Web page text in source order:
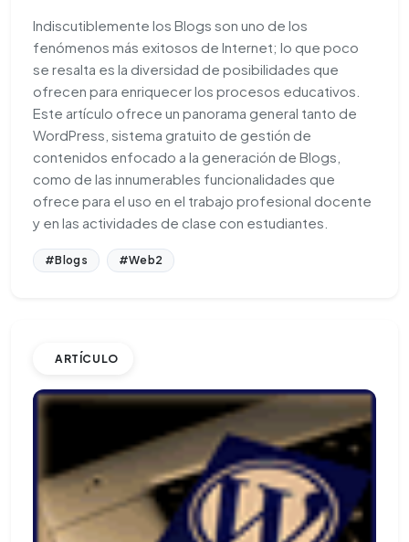
Indiscutiblemente los Blogs son uno de los
fenómenos más exitosos de Internet; lo que poco
se resalta es la diversidad de posibilidades que
ofrecen para enriquecer los procesos educativos.
Este artículo ofrece un panorama general tanto de
WordPress, sistema gratuito de gestión de
contenidos enfocado a la generación de Blogs,
como de las innumerables funcionalidades que
ofrece para el uso en el trabajo profesional docente
y en las actividades de clase con estudiantes.
#Blogs #Web2
ARTÍCULO